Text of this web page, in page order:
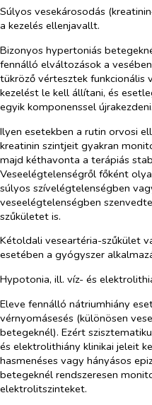
Súlyos vesekárosodás
a kezelés ellenjavallt.
Bizonyos hypertoniás
fennálló elváltozások a
tükröző vértesztek funkcionális
kezelést le kell állítani, és
egyik komponenssel újrakezdeni.
Ilyen esetekben a rutin orvosi
kreatinin szintjeit gyakran
majd kéthavonta a terápiás
Veseelégtelenségről főként
súlyos szívelégtelenségben
veseelégtelenségben
szűkületet is.
Kétoldali veseartéria-szűkület
esetében a gyógyszer
Hypotonia, ill. víz- és
Eleve fennálló nátriumhiány
vérnyomásesés (különösen
betegeknél). Ezért
és elektrolithiány klinikai jeleit
hasmenéses vagy hányásos
betegeknél rendszeresen
elektrolitszinteket.